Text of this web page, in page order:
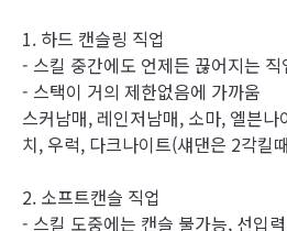
1. 하드 캔슬링 직업
- 스킬 중간에도 언제든 끊어지는 직
- 스택이 거의 제한없음에 가까움
스커남매, 레인저남매, 소마, 엘븐나
치, 우럭, 다크나이트(섀댄은 2각킬
2. 소프트캔슬 직업
- 스킬 도중에는 캔슬 불가능, 선입